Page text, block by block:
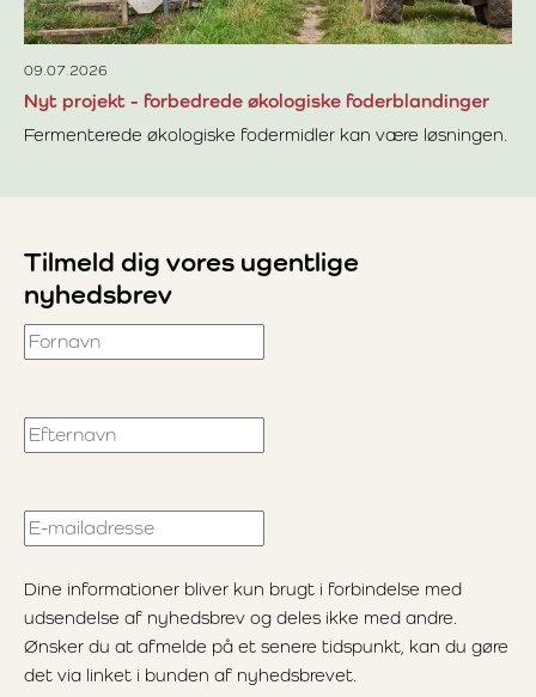
09.07.2026
Nyt projekt - forbedrede økologiske foderblandinger
Fermenterede økologiske fodermidler kan være løsningen.
Tilmeld dig vores ugentlige
nyhedsbrev
Fornavn
Efternavn
E-mailadresse
Dine informationer bliver kun brugt i forbindelse med
udsendelse af nyhedsbrev og deles ikke med andre.
Ønsker du at afmelde på et senere tidspunkt, kan du gøre
det via linket i bunden af nyhedsbrevet.